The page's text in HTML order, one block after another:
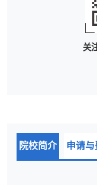
关
院校简介 申请与